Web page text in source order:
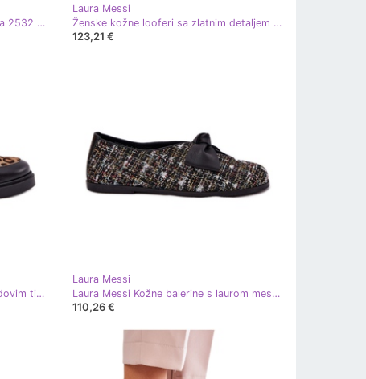
Ženske cipele Laura Messi lakirana 2532 crna
Laura Messi
Ženske kožne looferi sa zlatnim detaljem Laura messi 2938 Svjetlo bež
123,21 €
Kožni natikači s ukrasom i leopardovim tiskom laura messi 2965 crna
Laura Messi
Laura Messi Kožne balerine s laurom messi 2921 crni luk crna
110,26 €